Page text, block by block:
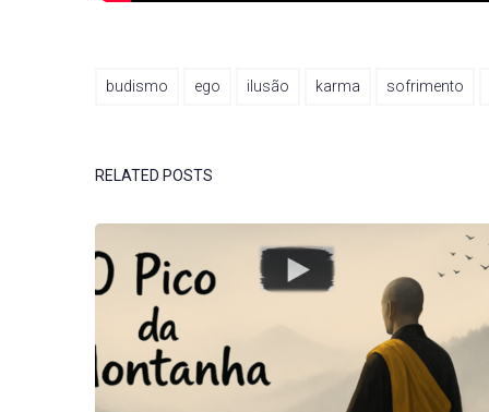
budismo ego ilusão karma sofrimento
RELATED POSTS